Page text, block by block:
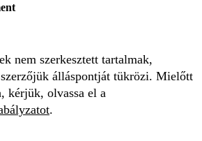
nem szerkesztett tartalmak,
álláspontját tükrözi. Mielőtt
kérjük, olvassa el a
.